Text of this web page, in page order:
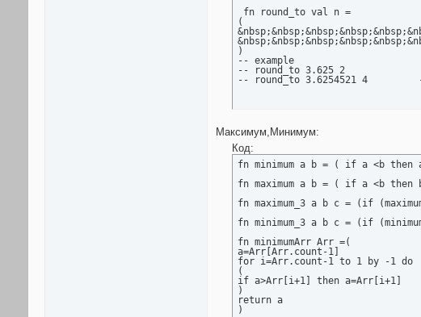
fn round_to val n =
(
)
-- example
-- round_to 3.625 2			->	3.63
Максимум,Минимум:
Код:
fn minimum a b = ( if a <b then
fn maximum a b = ( if a <b then
fn maximum_3 a b c = (if
fn minimum_3 a b c = (if
fn minimumArr Arr =(
a=Arr[Arr.count-1]
for i=Arr.count-1 to 1 by -1 do
(
if a>Arr[i+1] then a=Arr[i+1]
)
return a
)